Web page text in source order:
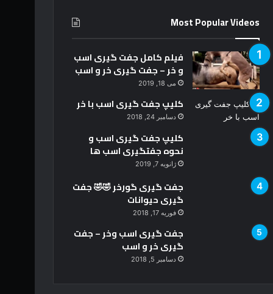
Most Popular Videos
فیلم کامل جفت گیری اسب
و خر – جفت گیری خر و اسب
می 18, 2019
کلیپ جفت گیری اسب با خر
دسامبر 24, 2018
کلیپ جفت گیری اسب و
نحوه جفتگیری اسب ها
ژانویه 7, 2019
جفت گیری گورخر 🤣🤣 جفت
گیری حیوانات
فوریه 17, 2018
جفت گیری اسب وخر – جفت
گیری خر و اسب
دسامبر 5, 2018